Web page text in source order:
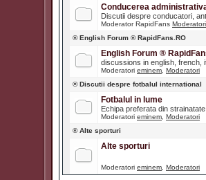
Conducerea
Discutii despre conducatori,
Moderator RapidFans Moderatori
® English Forum ® RapidFans.RO
English Forum ®
discussions in english, french,
Moderatori eminem Moderatori
® Discutii despre fotbalul international
Fotbalul in lume
Echipa preferata din
Moderatori eminem Moderatori
® Alte sporturi
Alte sporturi
Moderatori eminem Moderatori